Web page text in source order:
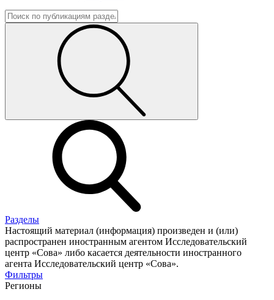
Разделы
Настоящий материал (информация) произведен и (или)
распространен иностранным агентом Исследовательский
центр «Сова» либо касается деятельности иностранного
агента Исследовательский центр «Сова».
Фильтры
Регионы